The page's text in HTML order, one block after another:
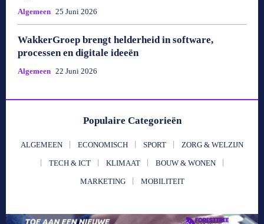
Algemeen 25 Juni 2026
WakkerGroep brengt helderheid in software,
processen en digitale ideeën
Algemeen 22 Juni 2026
Populaire Categorieën
ALGEMEEN ECONOMISCH SPORT ZORG & WELZIJN
TECH & ICT KLIMAAT BOUW & WONEN
MARKETING MOBILITEIT